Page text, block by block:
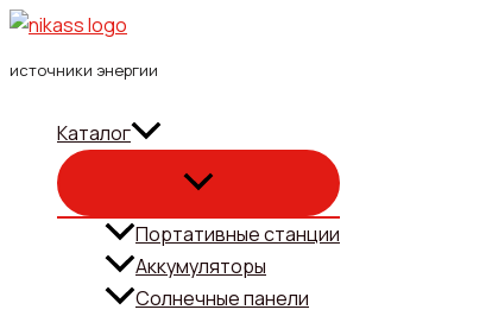
Перейти
содержимому
источники энергии
Каталог
Портативные станции
Аккумуляторы
Солнечные панели